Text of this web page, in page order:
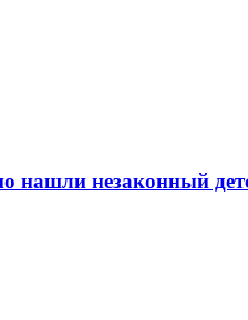
нашли незаконный